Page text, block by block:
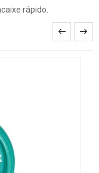
rápido.